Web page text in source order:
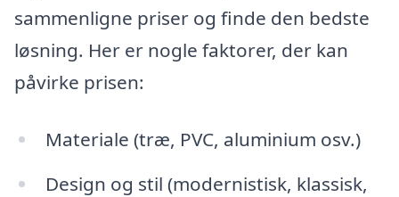
sammenligne priser og finde den bedste
løsning. Her er nogle faktorer, der kan
påvirke prisen:
Materiale (træ, PVC, aluminium osv.)
Design og stil (modernistisk, klassisk,